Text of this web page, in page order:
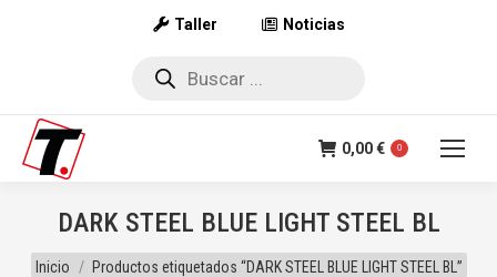
Taller Noticias
Búsqueda
0,00€ 0
DARK STEEL BLUE LIGHT STEEL BL
Estás aquí:
Inicio Productos etiquetados “DARK STEEL BLUE LIGHT STEEL BL”